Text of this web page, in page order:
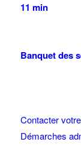
11 min
Banquet des
Contacter
Démarches